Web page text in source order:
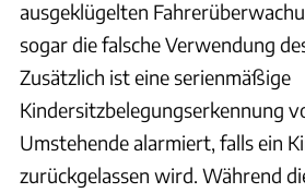
ausgeklügelten
sogar die falsche Verwendung
Zusätzlich ist eine serienmäßige
Kindersitzbelegungserkennung
Umstehende alarmiert, falls ein
zurückgelassen wird. Während